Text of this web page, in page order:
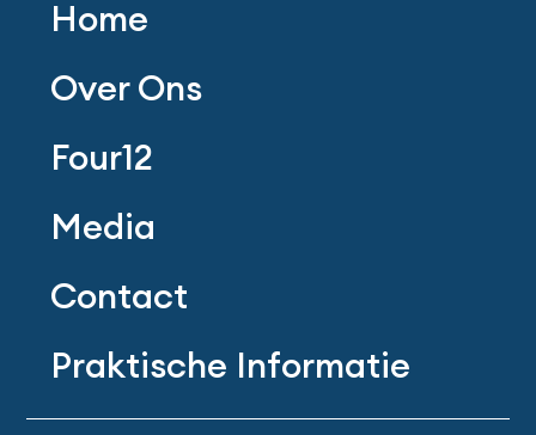
Home
Over Ons
Four12
Media
Contact
Praktische Informatie